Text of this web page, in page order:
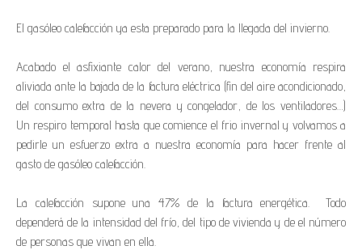
El gasóleo calefacción ya esta preparado para la llegada del invierno.
Acabado el asfixiante calor del verano, nuestra economía respira
aliviada ante la bajada de la factura eléctrica (fin del aire acondicionado,
del consumo extra de la nevera y congelador, de los ventiladores…)
Un respiro temporal hasta que comience el frio invernal y volvamos a
pedirle un esfuerzo extra a nuestra economía para hacer frente al
gasto de gasóleo calefacción.
La calefacción supone una 47% de la factura energética. Todo
dependerá de la intensidad del frío, del tipo de vivienda y de el número
de personas que vivan en ella.